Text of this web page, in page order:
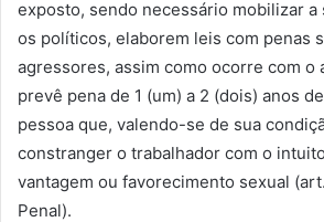
exposto, sendo necessário mobilizar a
os políticos, elaborem leis com penas
agressores, assim como ocorre com o
prevê pena de 1 (um) a 2 (dois) anos
pessoa que, valendo-se de sua
constranger o trabalhador com o
vantagem ou favorecimento sexual
Penal).